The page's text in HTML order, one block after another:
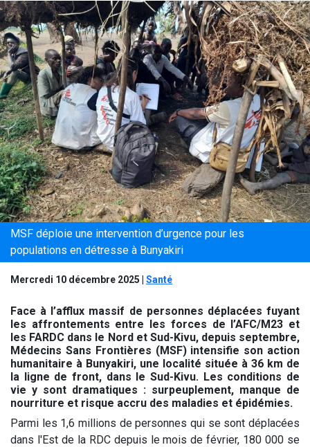
MSF déploie une intervention d’urgence pour les
populations en détresse à Bunyakiri
Mercredi 10 décembre 2025 Santé
Face à l’afflux massif de personnes déplacées fuyant
les affrontements entre les forces de l’AFC/M23 et
les FARDC dans le Nord et Sud-Kivu, depuis septembre,
Médecins Sans Frontières (MSF) intensifie son action
humanitaire à Bunyakiri, une localité située à 36 km de
la ligne de front, dans le Sud-Kivu. Les conditions de
vie y sont dramatiques : surpeuplement, manque de
nourriture et risque accru des maladies et épidémies.
Parmi les 1,6 millions de personnes qui se sont déplacées
dans l'Est de la RDC depuis le mois de février, 180 000 se